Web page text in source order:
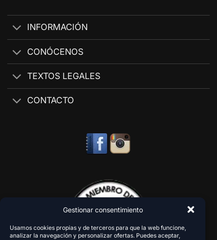
Gestionar consentimiento
Usamos cookies propias y de terceros para que la web funcione,
analizar la navegación y personalizar ofertas. Puedes aceptar,
INFORMACIÓN
CONÓCENOS
TEXTOS LEGALES
CONTACTO